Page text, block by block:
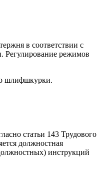
в соответствии с
Регулирование режимов
шлифшкурки.
статьи 143 Трудового
должностная
инструкций